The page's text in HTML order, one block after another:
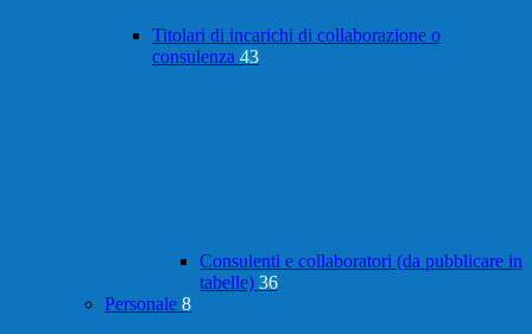
Titolari di incarichi di collaborazione o
consulenza 43
Consulenti e collaboratori (da pubblicare in
tabelle) 36
Personale 8